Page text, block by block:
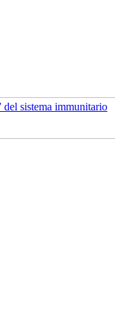
sistema immunitario